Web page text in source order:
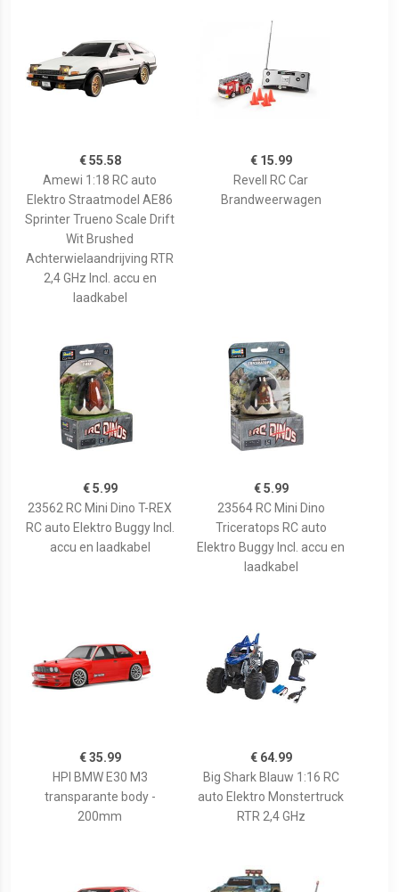
€ 55.58
Amewi 1:18 RC auto
Elektro Straatmodel AE86
Sprinter Trueno Scale Drift
Wit Brushed
Achterwielaandrijving RTR
2,4 GHz Incl. accu en
laadkabel
€ 15.99
Revell RC Car
Brandweerwagen
€ 5.99
23562 RC Mini Dino T-REX
RC auto Elektro Buggy Incl.
accu en laadkabel
€ 5.99
23564 RC Mini Dino
Triceratops RC auto
Elektro Buggy Incl. accu en
laadkabel
€ 35.99
HPI BMW E30 M3
transparante body -
200mm
€ 64.99
Big Shark Blauw 1:16 RC
auto Elektro Monstertruck
RTR 2,4 GHz